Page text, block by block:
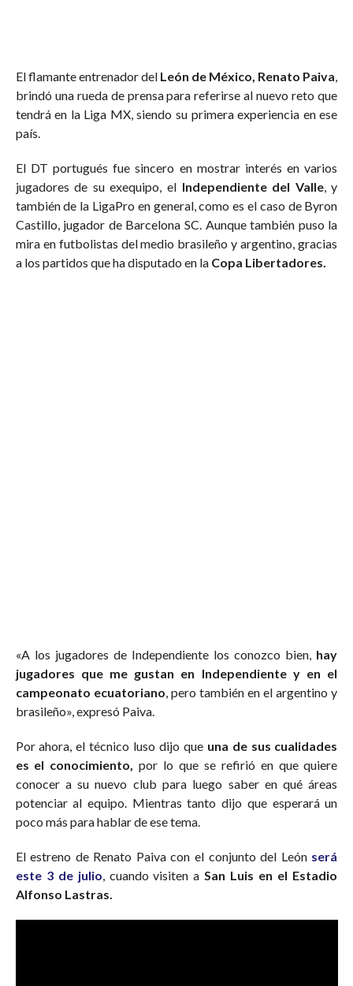
El flamante entrenador del León de México, Renato Paiva,
brindó una rueda de prensa para referirse al nuevo reto que
tendrá en la Liga MX, siendo su primera experiencia en ese
país.
El DT portugués fue sincero en mostrar interés en varios
jugadores de su exequipo, el Independiente del Valle, y
también de la LigaPro en general, como es el caso de Byron
Castillo, jugador de Barcelona SC. Aunque también puso la
mira en futbolistas del medio brasileño y argentino, gracias
a los partidos que ha disputado en la Copa Libertadores.
«A los jugadores de Independiente los conozco bien, hay
jugadores que me gustan en Independiente y en el
campeonato ecuatoriano, pero también en el argentino y
brasileño», expresó Paiva.
Por ahora, el técnico luso dijo queuna de sus cualidades
es el conocimiento, por lo que se refirió en que quiere
conocer a su nuevo club para luego saber en qué áreas
potenciar al equipo. Mientras tanto dijo que esperará un
poco más para hablar de ese tema.
El estreno de Renato Paiva con el conjunto del León será
este 3 de julio, cuando visiten a San Luis en el Estadio
Alfonso Lastras.